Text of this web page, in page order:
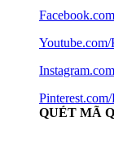
QUÉT MÃ